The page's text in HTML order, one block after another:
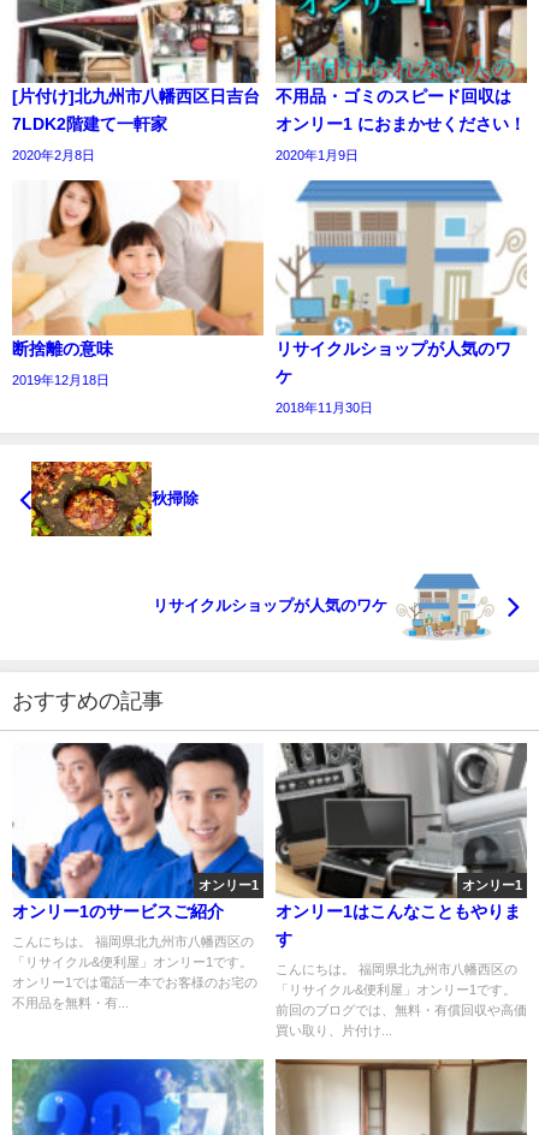
[片付け]北九州市八幡西区日吉台
7LDK2階建て一軒家
2020年2月8日
不用品・ゴミのスピード回収は
オンリー1 におまかせください！
2020年1月9日
断捨離の意味
2019年12月18日
リサイクルショップが人気のワ
ケ
2018年11月30日
秋掃除
リサイクルショップが人気のワケ
おすすめの記事
オンリー1
オンリー1のサービスご紹介
こんにちは。 福岡県北九州市八幡西区の
「リサイクル&便利屋」オンリー1です。
オンリー1では電話一本でお客様のお宅の
不用品を無料・有...
オンリー1
オンリー1はこんなこともやりま
す
こんにちは。 福岡県北九州市八幡西区の
「リサイクル&便利屋」オンリー1です。
前回のブログでは、無料・有償回収や高価
買い取り、片付け...